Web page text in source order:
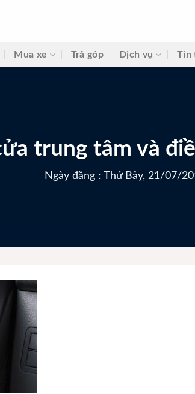
Mua xe Trả góp Dịch vụ Tin
trung tâm và
Ngày đăng : Thứ Bảy, 21/07/